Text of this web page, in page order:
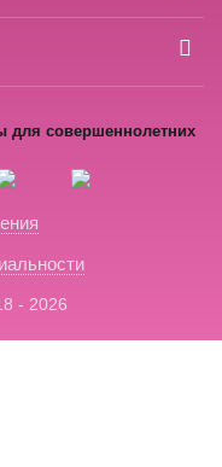
для совершеннолетних
- 2026